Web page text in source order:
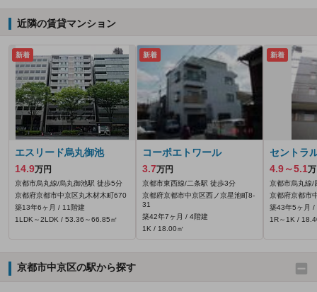
近隣の賃貸マンション
新着
エスリード烏丸御池
14.9万円
京都市烏丸線/烏丸御池駅 徒歩5分
京都府京都市中京区丸木材木町670
築13年6ヶ月 / 11階建
1LDK～2LDK / 53.36～66.85㎡
新着
コーポエトワール
3.7万円
京都市東西線/二条駅 徒歩3分
京都府京都市中京区西ノ京星池町8‐
31
築42年7ヶ月 / 4階建
1K / 18.00㎡
新着
セントラ
4.9～5.1
京都市烏丸線/
京都府京都市
築43年5ヶ月 /
1R～1K /
京都市中京区の駅から探す